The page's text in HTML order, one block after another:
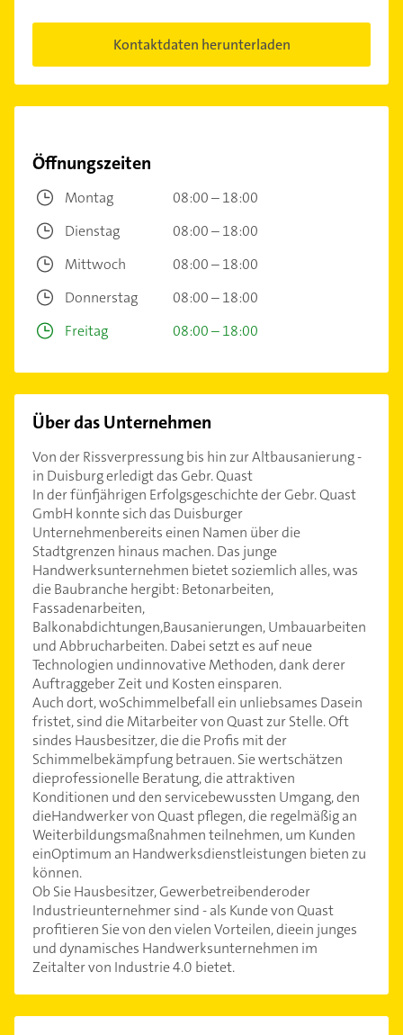
Kontaktdaten herunterladen
Öffnungszeiten
Montag
08:00 – 18:00
Dienstag
08:00 – 18:00
Mittwoch
08:00 – 18:00
Donnerstag
08:00 – 18:00
Freitag
08:00 – 18:00
Über das Unternehmen
Von der Rissverpressung bis hin zur Altbausanierung -
in Duisburg erledigt das Gebr. Quast
In der fünfjährigen Erfolgsgeschichte der Gebr. Quast
GmbH konnte sich das Duisburger
Unternehmenbereits einen Namen über die
Stadtgrenzen hinaus machen. Das junge
Handwerksunternehmen bietet soziemlich alles, was
die Baubranche hergibt: Betonarbeiten,
Fassadenarbeiten,
Balkonabdichtungen,Bausanierungen, Umbauarbeiten
und Abbrucharbeiten. Dabei setzt es auf neue
Technologien undinnovative Methoden, dank derer
Auftraggeber Zeit und Kosten einsparen.
Auch dort, woSchimmelbefall ein unliebsames Dasein
fristet, sind die Mitarbeiter von Quast zur Stelle. Oft
sindes Hausbesitzer, die die Profis mit der
Schimmelbekämpfung betrauen. Sie wertschätzen
dieprofessionelle Beratung, die attraktiven
Konditionen und den servicebewussten Umgang, den
dieHandwerker von Quast pflegen, die regelmäßig an
Weiterbildungsmaßnahmen teilnehmen, um Kunden
einOptimum an Handwerksdienstleistungen bieten zu
können.
Ob Sie Hausbesitzer, Gewerbetreibenderoder
Industrieunternehmer sind - als Kunde von Quast
profitieren Sie von den vielen Vorteilen, dieein junges
und dynamisches Handwerksunternehmen im
Zeitalter von Industrie 4.0 bietet.